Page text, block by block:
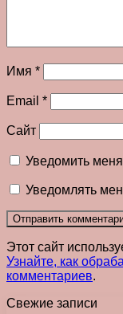
Имя *
Email *
Сайт
Уведомить
Уведомлять
Этот сайт
Узнайте, как
комментариев.
Свежие записи